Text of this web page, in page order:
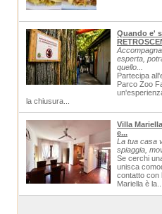
Quando e'
esperta,
quello...
Partecipa
Parco Zoo
la chiusura...
Villa
e...
La tua casa
spiaggia,
Se cerchi
unisca
contatto con
Mariella è la...